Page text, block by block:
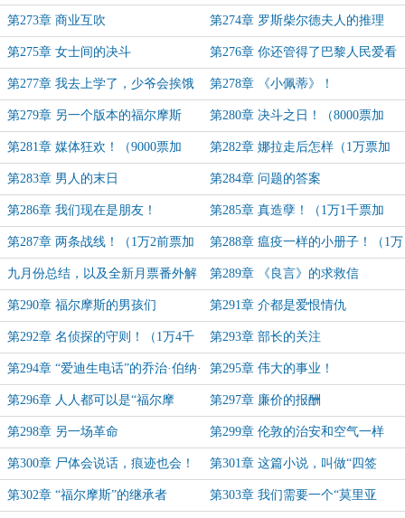
国！
第273章 商业互吹 第274章 罗斯柴尔德夫人的推理
第275章 女士间的决斗 第276章 你还管得了巴黎人民爱看
什么吗？
第277章 我去上学了，少爷会挨饿
的！
第278章 《小佩蒂》！
第279章 另一个版本的福尔摩斯
（感谢冥灰混沌的盟主）
第280章 决斗之日！（8000票加
更）
第281章 媒体狂欢！（9000票加
更）
第282章 娜拉走后怎样（1万票加
更）
第283章 男人的末日 第284章 问题的答案
第286章 我们现在是朋友！ 第285章 真造孽！（1万1千票加
更）
第287章 两条战线！（1万2前票加
更）
第288章 瘟疫一样的小册子！（1万
3千票加更）
九月份总结，以及全新月票番外解
锁办法
第289章 《良言》的求救信
第290章 福尔摩斯的男孩们 第291章 介都是爱恨情仇
第292章 名侦探的守则！（1万4千
票加更）
第293章 部长的关注
第294章 “爱迪生电话”的乔治·伯纳·
萧
第295章 伟大的事业！
第296章 人人都可以是“福尔摩
斯”！（9月1万5千票加更）
第297章 廉价的报酬
第298章 另一场革命 第299章 伦敦的治安和空气一样
好！
第300章 尸体会说话，痕迹也会！ 第301章 这篇小说，叫做“四签
名”！
第302章 “福尔摩斯”的继承者 第303章 我们需要一个“莫里亚